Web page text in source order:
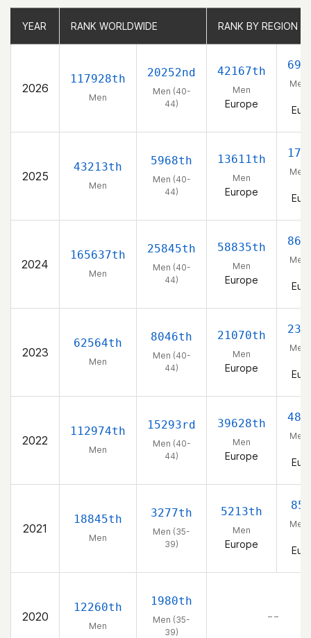
YEAR RANK WORLDWIDE RANK BY REGION
2026
117928th
Men
20252nd
Men (40-
44)
42167th
Men
Europe
Men
2025
43213th
Men
5968th
Men (40-
44)
13611th
Men
Europe
Men
2024
165637th
Men
25845th
Men (40-
44)
58835th
Men
Europe
Men
2023
62564th
Men
8046th
Men (40-
44)
21070th
Men
Europe
Men
2022
112974th
Men
15293rd
Men (40-
44)
39628th
Men
Europe
Men
2021
18845th
Men
3277th
Men (35-
39)
5213th
Men
Europe
Men
2020
12260th
Men
1980th
Men (35-
39)
– –
YEAR RANK WORLDWIDE RANK BY REGION